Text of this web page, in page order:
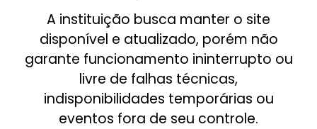
A instituição busca manter o site
disponível e atualizado, porém não
garante funcionamento ininterrupto ou
livre de falhas técnicas,
indisponibilidades temporárias ou
eventos fora de seu controle.